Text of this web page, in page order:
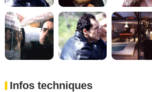
Infos techniques